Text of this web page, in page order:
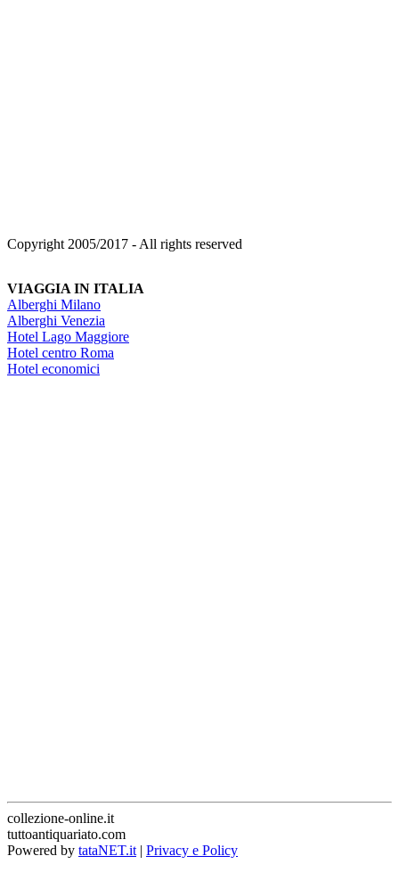
Copyright 2005/2017 - All rights reserved
VIAGGIA IN ITALIA
Alberghi Milano
Alberghi Venezia
Hotel Lago Maggiore
Hotel centro Roma
Hotel economici
collezione-online.it
tuttoantiquariato.com
Powered by tataNET.it | Privacy e Policy